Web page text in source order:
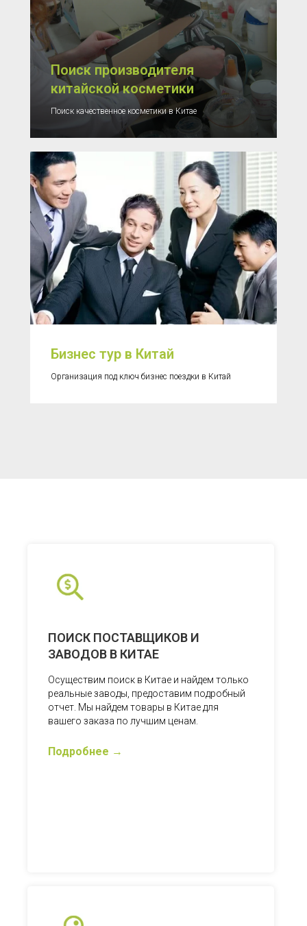
Поиск производителя
китайской косметики
Поиск качественное косметики в Китае
Бизнес тур в Китай
Организация под ключ бизнес поездки в Китай
ПОИСК ПОСТАВЩИКОВ И
ЗАВОДОВ В КИТАЕ
Осуществим поиск в Китае и найдем только
реальные заводы, предоставим подробный
отчет. Мы найдем товары в Китае для
вашего заказа по лучшим ценам.
Подробнее